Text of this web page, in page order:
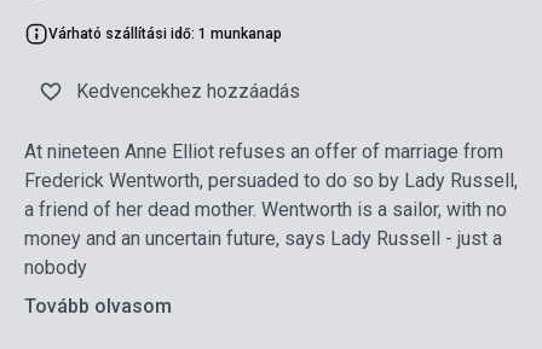
Várható szállítási idő: 1 munkanap
Kedvencekhez hozzáadás
At nineteen Anne Elliot refuses an offer of marriage from
Frederick Wentworth, persuaded to do so by Lady Russell,
a friend of her dead mother. Wentworth is a sailor, with no
money and an uncertain future, says Lady Russell - just a
nobody
Tovább olvasom